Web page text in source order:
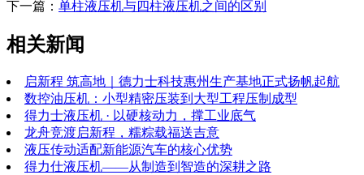
下一篇： 单柱液压机与四柱液压机之间的区别
相关新闻
启新程 筑高地｜德力士科技惠州生产基地正式扬帆起航
数控油压机：小型精密压装到大型工程压制成型
得力士液压机 · 以硬核动力，撑工业底气
龙舟竞渡启新程，糯粽载福送吉意
液压传动适配新能源汽车的核心优势
得力仕液压机——从制造到智造的深耕之路